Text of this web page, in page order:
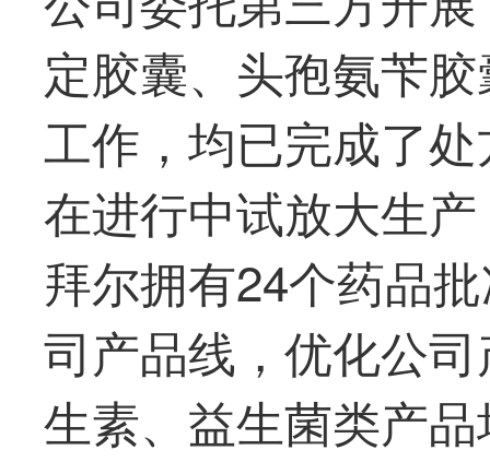
定胶囊、头孢氨苄
工作，均已完成了
在进行中试放大生
拜尔拥有24个药品
司产品线，优化公
生素、益生菌类产